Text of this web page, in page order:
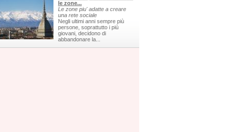
le zone...
Le zone piu' adatte a creare
una rete sociale
Negli ultimi anni sempre più
persone, soprattutto i più
giovani, decidono di
abbandonare la...